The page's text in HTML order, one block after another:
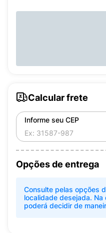
Calcular frete
Informe seu CEP
Opções de entrega
Consulte pelas opções
localidade desejada.
poderá decidir de